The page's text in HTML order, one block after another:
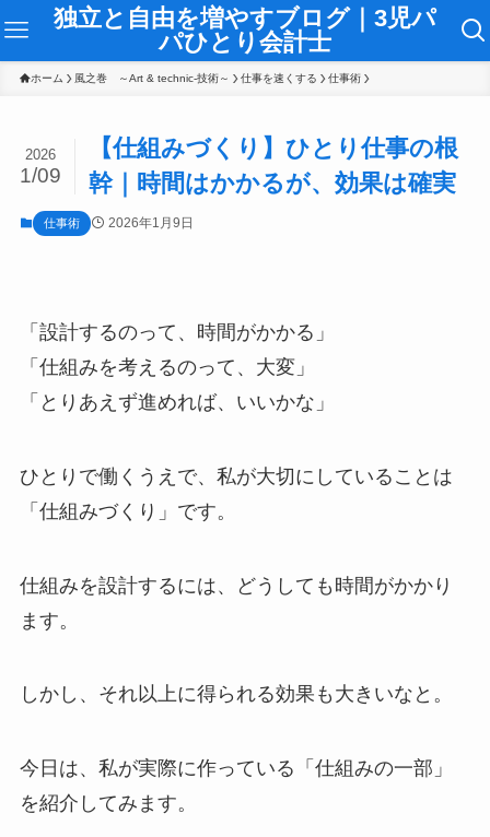
独立と自由を増やすブログ｜3児パ
パひとり会計士
ホーム 風之巻 ～Art & technic-技術～ 仕事を速くする 仕事術
【仕組みづくり】ひとり仕事の根
幹｜時間はかかるが、効果は確実
2026
1/09
仕事術 2026年1月9日
「設計するのって、時間がかかる」
「仕組みを考えるのって、大変」
「とりあえず進めれば、いいかな」
ひとりで働くうえで、私が大切にしていることは
「仕組みづくり」です。
仕組みを設計するには、どうしても時間がかかり
ます。
しかし、それ以上に得られる効果も大きいなと。
今日は、私が実際に作っている「仕組みの一部」
を紹介してみます。